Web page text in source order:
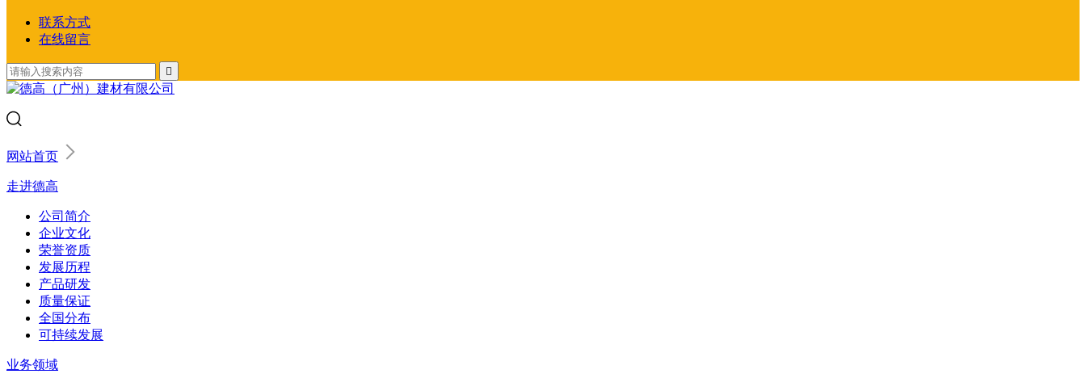
联系方式
在线留言

网站首页
走进德高
公司简介
企业文化
荣誉资质
发展历程
产品研发
质量保证
全国分布
可持续发展
业务领域